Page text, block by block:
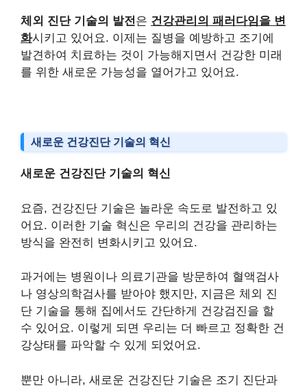
체외 진단 기술의 발전은 건강관리의 패러다임을 변
화시키고 있어요. 이제는 질병을 예방하고 조기에
발견하여 치료하는 것이 가능해지면서 건강한 미래
를 위한 새로운 가능성을 열어가고 있어요.
새로운 건강진단 기술의 혁신
새로운 건강진단 기술의 혁신
요즘, 건강진단 기술은 놀라운 속도로 발전하고 있
어요. 이러한 기술 혁신은 우리의 건강을 관리하는
방식을 완전히 변화시키고 있어요.
과거에는 병원이나 의료기관을 방문하여 혈액검사
나 영상의학검사를 받아야 했지만, 지금은 체외 진
단 기술을 통해 집에서도 간단하게 건강검진을 할
수 있어요. 이렇게 되면 우리는 더 빠르고 정확한 건
강상태를 파악할 수 있게 되었어요.
뿐만 아니라, 새로운 건강진단 기술은 조기 진단과